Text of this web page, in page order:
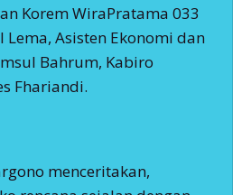
Korem WiraPratama 033
Lema, Asisten Ekonomi dan
Bahrum, Kabiro
Fhariandi.
menceritakan,